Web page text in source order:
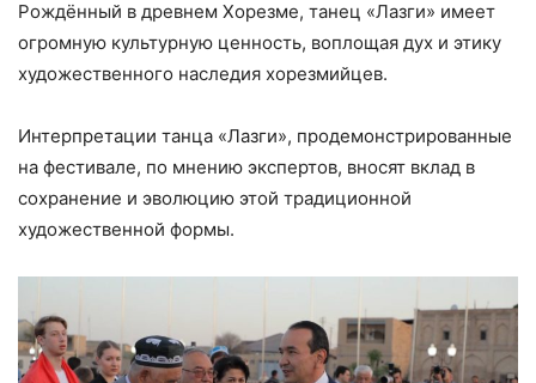
Рождённый в древнем Хорезме, танец «Лазги» имеет
огромную культурную ценность, воплощая дух и этику
художественного наследия хорезмийцев.
Интерпретации танца «Лазги», продемонстрированные
на фестивале, по мнению экспертов, вносят вклад в
сохранение и эволюцию этой традиционной
художественной формы.